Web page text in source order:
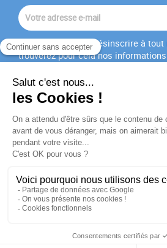
Vous pouvez vous désinscrire à
trouverez pour cela nos
J'accepte lesconditions générales
confidentialité
PRODUITS
NOTRE SOCIÉTÉ
VOTRE COMPTE